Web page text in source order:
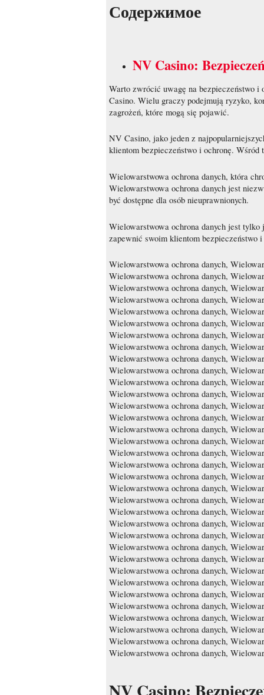
Содержимое
NV Casino:
Warto zwrócić uwagę na bezpieczeństwo
Casino. Wielu graczy podejmują ryzyko,
zagrożeń, które mogą się pojawić.
NV Casino, jako jeden z
klientom bezpieczeństwo i ochronę. Wśród
Wielowarstwowa ochrona danych, która
Wielowarstwowa ochrona danych jest
być dostępne dla osób nieuprawnionych.
Wielowarstwowa ochrona danych jest
zapewnić swoim klientom bezpieczeństwo
Wielowarstwowa ochrona danych,
Wielowarstwowa ochrona danych,
Wielowarstwowa ochrona danych,
Wielowarstwowa ochrona danych,
Wielowarstwowa ochrona danych,
Wielowarstwowa ochrona danych,
Wielowarstwowa ochrona danych,
Wielowarstwowa ochrona danych,
Wielowarstwowa ochrona danych,
Wielowarstwowa ochrona danych,
Wielowarstwowa ochrona danych,
Wielowarstwowa ochrona danych,
Wielowarstwowa ochrona danych,
Wielowarstwowa ochrona danych,
Wielowarstwowa ochrona danych,
Wielowarstwowa ochrona danych,
Wielowarstwowa ochrona danych,
Wielowarstwowa ochrona danych,
Wielowarstwowa ochrona danych,
Wielowarstwowa ochrona danych,
Wielowarstwowa ochrona danych,
Wielowarstwowa ochrona danych,
Wielowarstwowa ochrona danych,
Wielowarstwowa ochrona danych,
Wielowarstwowa ochrona danych,
Wielowarstwowa ochrona danych,
Wielowarstwowa ochrona danych,
Wielowarstwowa ochrona danych,
Wielowarstwowa ochrona danych,
Wielowarstwowa ochrona danych,
Wielowarstwowa ochrona danych,
Wielowarstwowa ochrona danych,
Wielowarstwowa ochrona danych,
Wielowarstwowa ochrona danych,